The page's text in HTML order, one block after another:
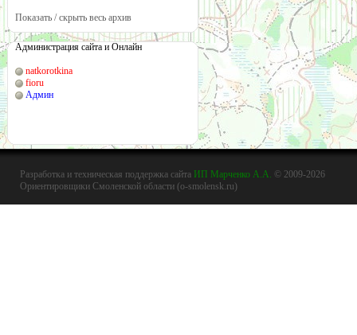
Показать / скрыть весь архив
Администрация сайта и Онлайн
natkorotkina
fioru
Админ
Разработка и техническая поддержка сайта ИП Марченко А.А. © 2009-2026
Ориентировщики Смоленской области (o-smolensk.ru)